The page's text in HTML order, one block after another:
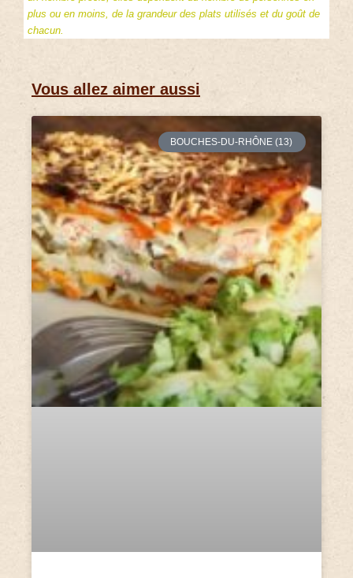
plus ou en moins, de la grandeur des plats utilisés et du goût de
chacun.
Vous allez aimer aussi
BOUCHES-DU-RHÔNE (13)